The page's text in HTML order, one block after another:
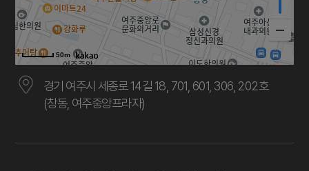
50m
경기 여주시 세종로 14길 18, 701, 601, 306, 202호
(창동, 여주중앙프라자)